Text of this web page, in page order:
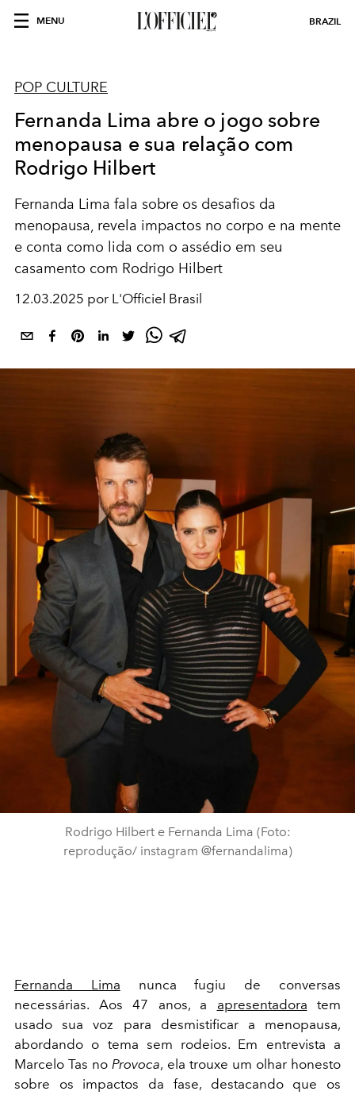
MENU BRAZIL
POP CULTURE
Fernanda Lima abre o jogo sobre
menopausa e sua relação com
Rodrigo Hilbert
Fernanda Lima fala sobre os desafios da
menopausa, revela impactos no corpo e na mente
e conta como lida com o assédio em seu
casamento com Rodrigo Hilbert
12.03.2025 por L'Officiel Brasil
Rodrigo Hilbert e Fernanda Lima (Foto:
reprodução/ instagram @fernandalima)
Fernanda Lima nunca fugiu de conversas
necessárias. Aos 47 anos, a apresentadora tem
usado sua voz para desmistificar a menopausa,
abordando o tema sem rodeios. Em entrevista a
Marcelo Tas noProvoca, ela trouxe um olhar honesto
sobre os impactos da fase, destacando que os